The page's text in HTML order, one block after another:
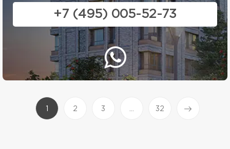
+7 (495) 005-52-73
(current)
2 3 32